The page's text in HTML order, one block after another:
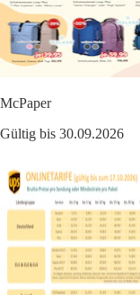
McPaper
Gültig bis 30.09.2026